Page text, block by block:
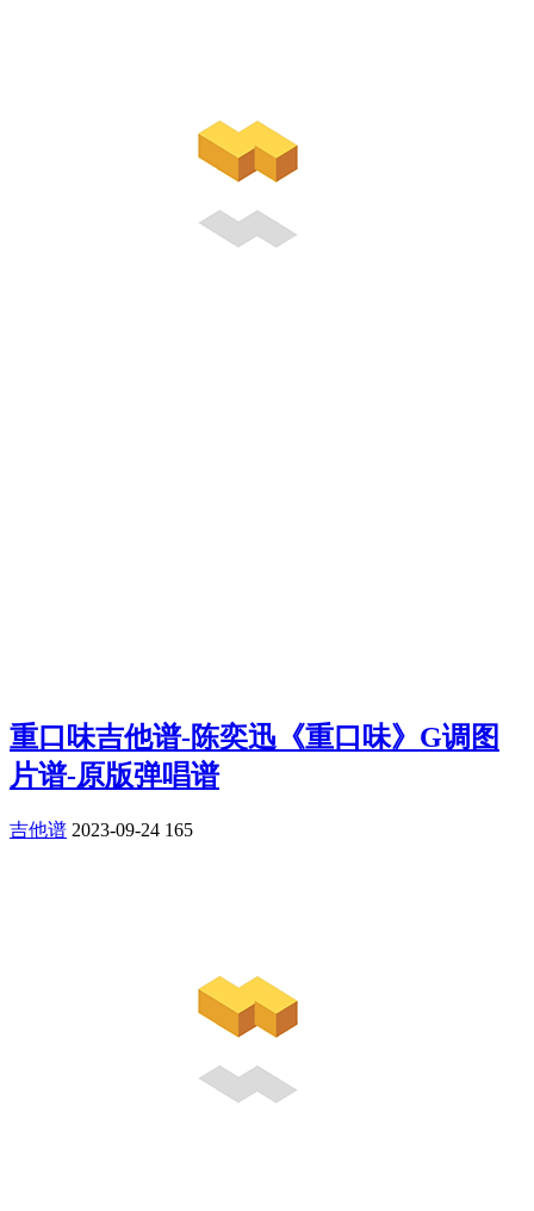
重口味吉他谱-陈奕迅《重口味》G调图
片谱-原版弹唱谱
吉他谱 2023-09-24 165